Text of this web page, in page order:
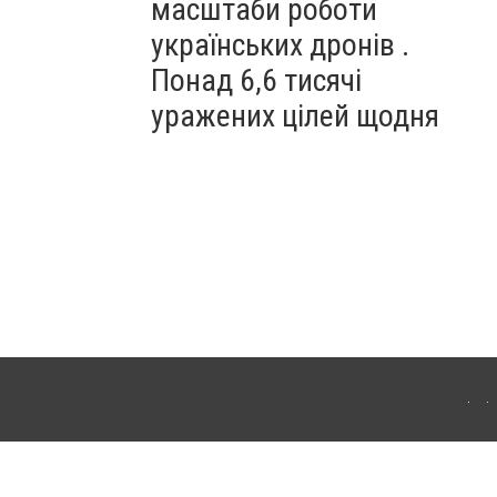
масштаби роботи
українських дронів .
Понад 6,6 тисячі
уражених цілей щодня